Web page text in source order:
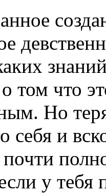
том что
Но
себя и
у тебя